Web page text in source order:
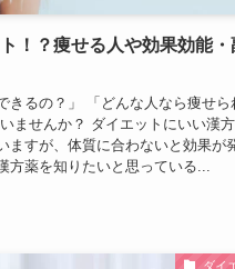
！？痩せる人や効果効能・
きるの？」 「どんな人なら痩せら
ませんか？ ダイエットにいい漢
ますが、体質に合わないと効果が
方薬を知りたいと思っている...
ダイ